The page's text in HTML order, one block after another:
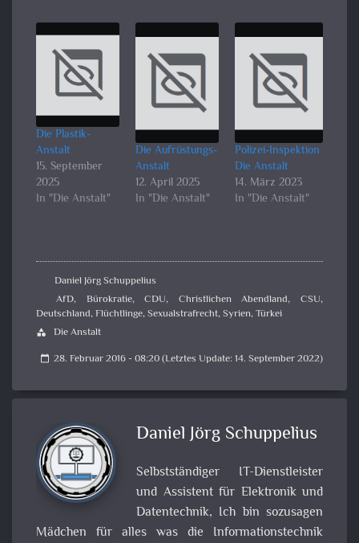
Die Plastik-
Anstalt
15. September
2025
In "Die Anstalt"
Die Aufrüstungs-
Anstalt
12. April 2025
In "Die Anstalt"
Polizei-Inspektion
Die Anstalt
14. März 2023
In "Die Anstalt"
Daniel Jörg Schuppelius
AfD, Bürokratie,CDU, Christlichen Abendland,CSU,
Deutschland,Flüchtlinge,Sexualstrafrecht,Syrien,Türkei
category Die Anstalt
calendar_today 28. Februar 2016 - 08:20 (Letztes Update: 14. September 2022)
Daniel Jörg Schuppelius
Selbstständiger IT-Dienstleister
und Assistent für Elektronik und
Datentechnik, Ich bin sozusagen
Mädchen für alles was die Informationstechnik